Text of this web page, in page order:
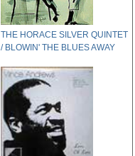
THE HORACE SILVER QUINTET
/ BLOWIN' THE BLUES AWAY